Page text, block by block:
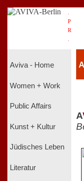
P
R
Aviva - Home
Women + Work
Public Affairs
Kunst + Kultur
Jüdisches Leben
Literatur
A